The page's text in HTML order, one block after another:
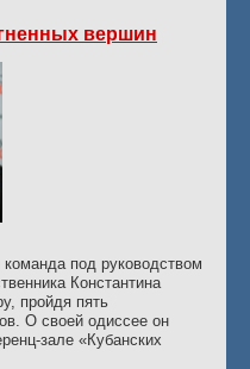
вершин
под руководством
Константина
пройдя пять
О своей одиссее он
зале «Кубанских